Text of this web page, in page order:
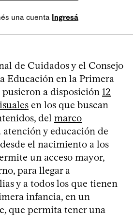
una cuenta Ingresá
de Cuidados y el Consejo
Educación en la Primera
a disposición 12
en los que buscan
del marco
y educación de
el nacimiento a los
un acceso mayor,
para llegar a
y a todos los que tienen
infancia, en un
que permita tener una